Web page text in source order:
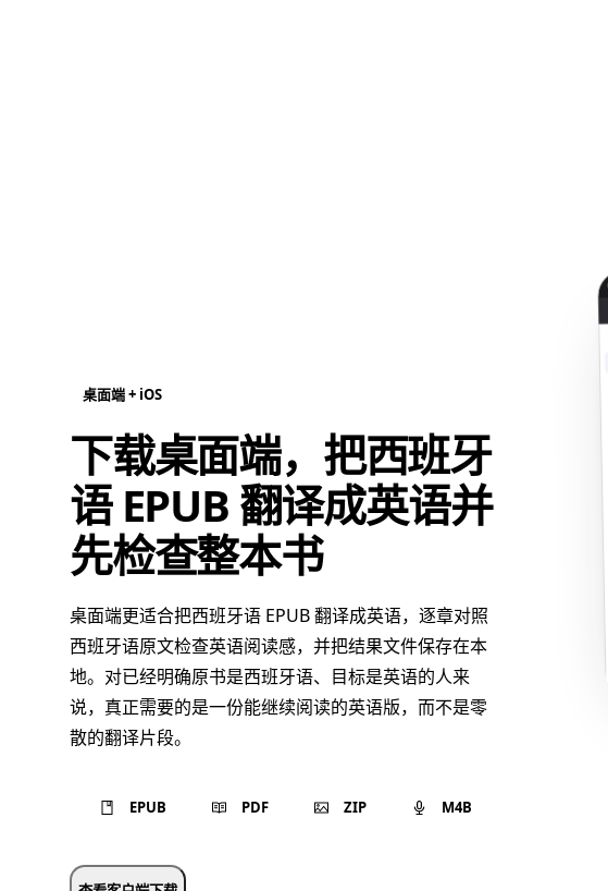
桌面端 + iOS
下载桌面端，把西班牙
语 EPUB 翻译成英语并
先检查整本书
桌面端更适合把西班牙语 EPUB 翻译成英语，逐章对照
西班牙语原文检查英语阅读感，并把结果文件保存在本
地。对已经明确原书是西班牙语、目标是英语的人来
说，真正需要的是一份能继续阅读的英语版，而不是零
散的翻译片段。
EPUB PDF ZIP M4B